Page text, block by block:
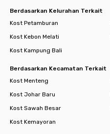
Berdasarkan Kelurahan Terkait
Kost Petamburan
Kost Kebon Melati
Kost Kampung Bali
Berdasarkan Kecamatan Terkait
Kost Menteng
Kost Johar Baru
Kost Sawah Besar
Kost Kemayoran